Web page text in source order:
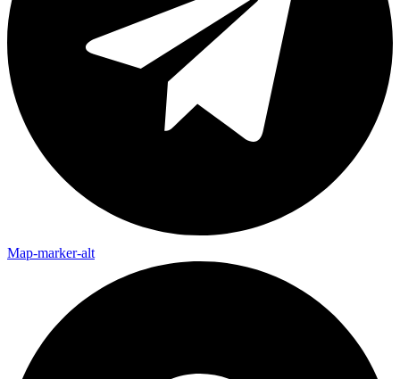
Map-marker-alt